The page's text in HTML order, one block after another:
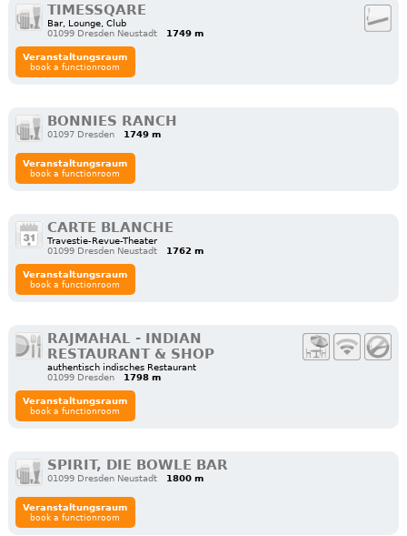
TIMESSQARE
Bar, Lounge, Club
01099 Dresden Neustadt
1749 m
Veranstaltungsraum
book a functionroom
BONNIES RANCH
01097 Dresden 1749 m
Veranstaltungsraum
book a functionroom
CARTE BLANCHE
Travestie-Revue-Theater
01099 Dresden Neustadt
1762 m
Veranstaltungsraum
book a functionroom
RAJMAHAL - INDIAN
RESTAURANT & SHOP
authentisch indisches Restaurant
01099 Dresden
1798 m
Veranstaltungsraum
book a functionroom
SPIRIT, DIE BOWLE BAR
01099 Dresden Neustadt 1800 m
Veranstaltungsraum
book a functionroom